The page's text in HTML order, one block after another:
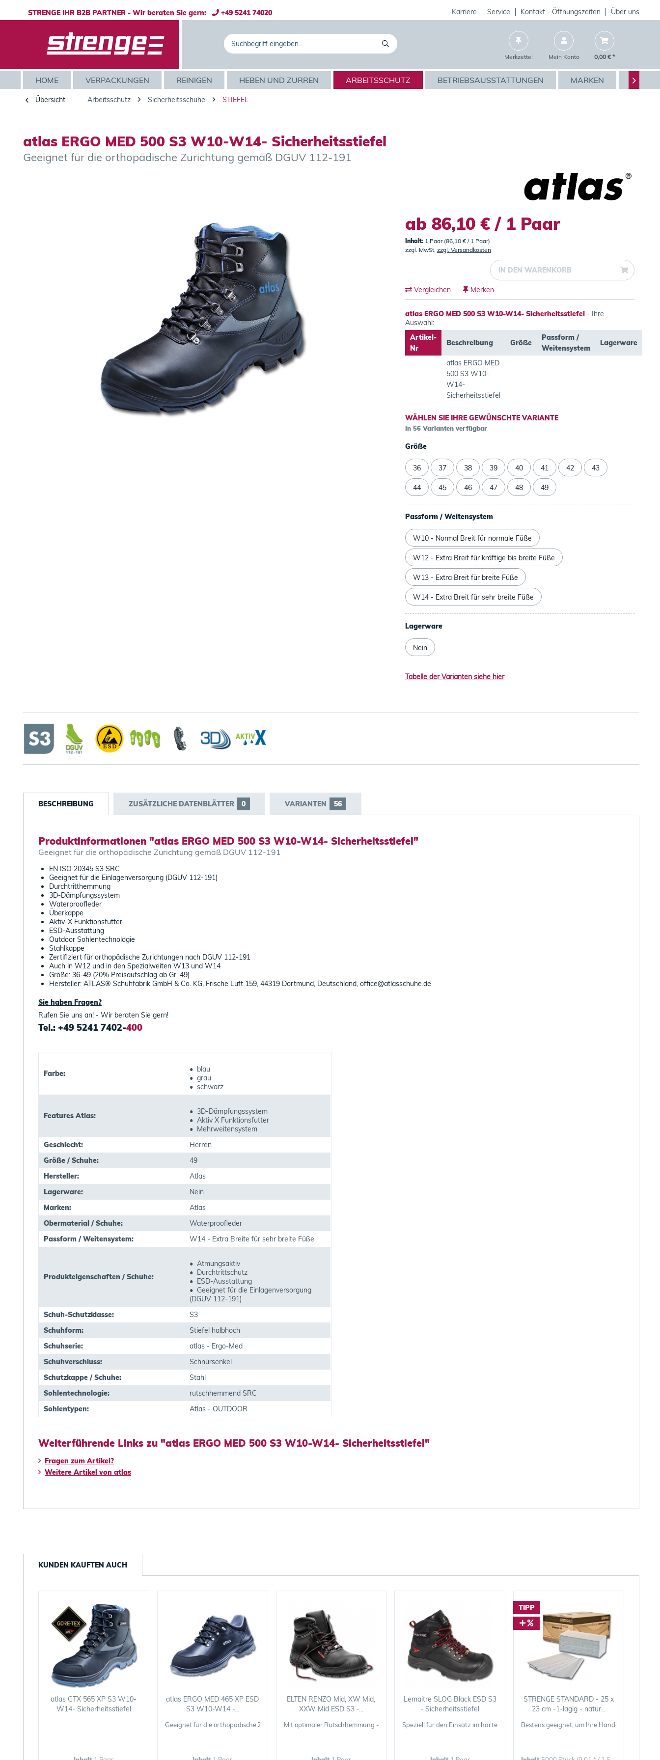
STRENGE IHR B2B PARTNER - Wir beraten Sie gern: +49 5241 74020 Karriere Service Kontakt - Öffnungszeiten Über uns
Merkzettel Mein Konto 0,00 € *
HOME VERPACKUNGEN REINIGEN HEBEN UND ZURREN ARBEITSSCHUTZ BETRIEBSAUSSTATTUNGEN MARKEN 
Übersicht Arbeitsschutz Sicherheitsschuhe STIEFEL
atlas ERGO MED 500 S3 W10-W14- Sicherheitsstiefel
Geeignet für die orthopädische Zurichtung gemäß DGUV 112-191
ab 86,10 € / 1 Paar
Inhalt: 1 Paar (86,10 € / 1 Paar)
zzgl. MwSt.zzgl. Versandkosten
IN DEN WARENKORB
Vergleichen Merken
atlas ERGO MED 500 S3 W10-W14- Sicherheitsstiefel - Ihre
Auswahl:
Artikel-
Nr
Beschreibung Größe
Passform /
Weitensystem
Lagerware
atlas ERGO MED
500 S3 W10-
W14-
Sicherheitsstiefel
WÄHLEN SIE IHRE GEWÜNSCHTE VARIANTE
In 56 Varianten verfügbar
Größe
36 37 38 39 40 41 42 43
44 45 46 47 48 49
Passform / Weitensystem
W10 - Normal Breit für normale Füße
W12 - Extra Breit für kräftige bis breite Füße
W13 - Extra Breit für breite Füße
W14 - Extra Breit für sehr breite Füße
Lagerware
Nein
Tabelle der Varianten siehe hier
BESCHREIBUNG ZUSÄTZLICHE DATENBLÄTTER 0 VARIANTEN 56
Produktinformationen "atlas ERGO MED 500 S3 W10-W14- Sicherheitsstiefel"
Geeignet für die orthopädische Zurichtung gemäß DGUV 112-191
EN ISO 20345 S3 SRC
Geeignet für die Einlagenversorgung (DGUV 112-191)
Durchtritthemmung
3D-Dämpfungssystem
Waterproofleder
Überkappe
Aktiv-X Funktionsfutter
ESD-Ausstattung
Outdoor Sohlentechnologie
Stahlkappe
Zertifiziert für orthopädische Zurichtungen nach DGUV 112-191
Auch in W12 und in den Spezialweiten W13 und W14
Größe: 36-49 (20% Preisaufschlag ab Gr. 49)
Hersteller: ATLAS® Schuhfabrik GmbH & Co. KG, Frische Luft 159, 44319 Dortmund, Deutschland, office@atlasschuhe.de
Sie haben Fragen?
Rufen Sie uns an! - Wir beraten Sie gern!
Tel.: +49 5241 7402-400
Farbe:
• blau
• grau
• schwarz
Features Atlas:
• 3D-Dämpfungssystem
• Aktiv X Funktionsfutter
• Mehrweitensystem
Geschlecht:
Herren
Größe / Schuhe:
49
Hersteller:
Atlas
Lagerware:
Nein
Marken:
Atlas
Obermaterial / Schuhe:
Waterproofleder
Passform / Weitensystem:
W14 - Extra Breite für sehr breite Füße
Produkteigenschaften / Schuhe:
• Atmungsaktiv
• Durchtrittschutz
• ESD-Ausstattung
• Geeignet für die Einlagenversorgung
(DGUV 112-191)
Schuh-Schutzklasse:
S3
Schuhform:
Stiefel halbhoch
Schuhserie:
atlas - Ergo-Med
Schuhverschluss:
Schnürsenkel
Schutzkappe / Schuhe:
Stahl
Sohlentechnologie:
rutschhemmend SRC
Sohlentypen:
Atlas - OUTDOOR
Weiterführende Links zu "atlas ERGO MED 500 S3 W10-W14- Sicherheitsstiefel"
Fragen zum Artikel?
Weitere Artikel von atlas
KUNDEN KAUFTEN AUCH
atlas GTX 565 XP S3 W10-
W14- Sicherheitsstiefel
atlas ERGO MED 465 XP ESD
S3 W10-W14 -...
Geeignet für die orthopädische Zurichtung gemäß DGUV 112-191
ELTEN RENZO Mid, XW Mid,
XXW Mid ESD S3 -...
Mit optimaler Rutschhemmung - damit Sie den Boden unter Ihren Füßen behalten
Lemaitre SLOG Black ESD S3
- Sicherheitsstiefel
Speziell für den Einsatz im harten Gelände
TIPP
STRENGE STANDARD - 25 x
23 cm -1-lagig - natur...
Bestens geeignet, um Ihre Hände hygienisch